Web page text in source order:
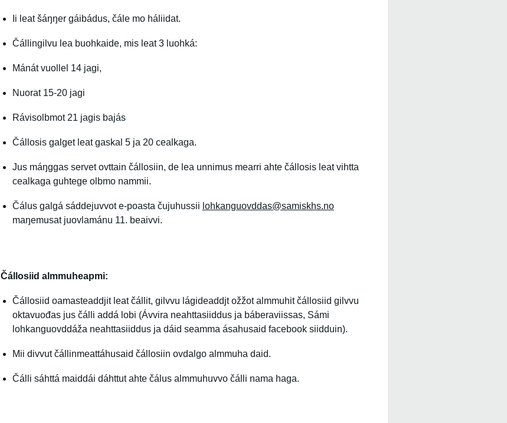
Ii leat šáŋŋer gáibádus, čále mo háliidat.
Čállingilvu lea buohkaide, mis leat 3 luohká:
Mánát vuollel 14 jagi,
Nuorat 15-20 jagi
Rávisolbmot 21 jagis bajás
Čállosis galget leat gaskal 5 ja 20 cealkaga.
Jus máŋggas servet ovttain čállosiin, de lea unnimus mearri ahte čállosis leat vihtta
cealkaga guhtege olbmo nammii.
Čálus galgá sáddejuvvot e-poasta čujuhussii lohkanguovddas@samiskhs.no
maŋemusat juovlamánu 11. beaivvi.
Čállosiid almmuheapmi:
Čállosiid oamasteaddjit leat čállit, gilvvu lágideaddjt ožžot almmuhit čállosiid gilvvu
oktavuođas jus čálli addá lobi (Ávvira neahttasiiddus ja báberaviissas, Sámi
lohkanguovddáža neahttasiiddus ja dáid seamma ásahusaid facebook siidduin).
Mii divvut čállinmeattáhusaid čállosiin ovdalgo almmuha daid.
Čálli sáhttá maiddái dáhttut ahte čálus almmuhuvvo čálli nama haga.